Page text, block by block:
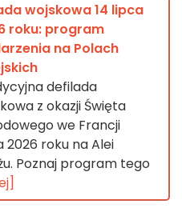
wojskowa 14 lipca
roku: program
na Polach
defilada
z okazji Święta
we Francji
roku na Alei
Poznaj program tego